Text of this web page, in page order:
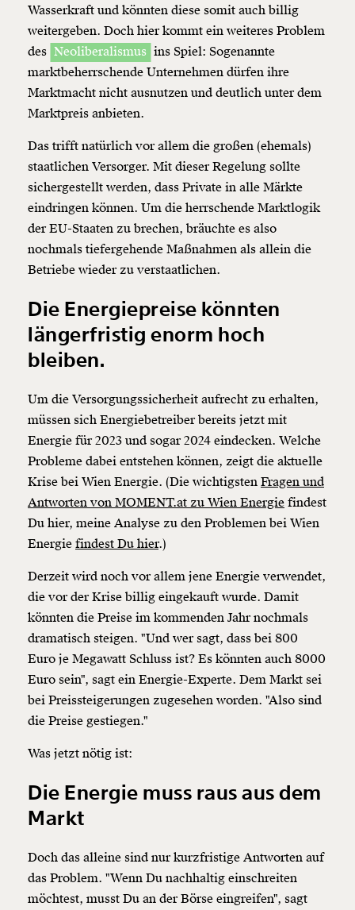
Wasserkraft und könnten diese somit auch billig
weitergeben. Doch hier kommt ein weiteres Problem
des Neoliberalismus ins Spiel: Sogenannte
marktbeherrschende Unternehmen dürfen ihre
Marktmacht nicht ausnutzen und deutlich unter dem
Marktpreis anbieten.
Das trifft natürlich vor allem die großen (ehemals)
staatlichen Versorger. Mit dieser Regelung sollte
sichergestellt werden, dass Private in alle Märkte
eindringen können. Um die herrschende Marktlogik
der EU-Staaten zu brechen, bräuchte es also
nochmals tiefergehende Maßnahmen als allein die
Betriebe wieder zu verstaatlichen.
Die Energiepreise könnten
längerfristig enorm hoch
bleiben.
Um die Versorgungssicherheit aufrecht zu erhalten,
müssen sich Energiebetreiber bereits jetzt mit
Energie für 2023 und sogar 2024 eindecken. Welche
Probleme dabei entstehen können, zeigt die aktuelle
Krise bei Wien Energie. (Die wichtigsten Fragen und
Antworten von MOMENT.at zu Wien Energie findest
Du hier, meine Analyse zu den Problemen bei Wien
Energie findest Du hier.)
Derzeit wird noch vor allem jene Energie verwendet,
die vor der Krise billig eingekauft wurde. Damit
könnten die Preise im kommenden Jahr nochmals
dramatisch steigen. "Und wer sagt, dass bei 800
Euro je Megawatt Schluss ist? Es könnten auch 8000
Euro sein", sagt ein Energie-Experte. Dem Markt sei
bei Preissteigerungen zugesehen worden. "Also sind
die Preise gestiegen."
Was jetzt nötig ist:
Die Energie muss raus aus dem
Markt
Doch das alleine sind nur kurzfristige Antworten auf
das Problem. "Wenn Du nachhaltig einschreiten
möchtest, musst Du an der Börse eingreifen", sagt